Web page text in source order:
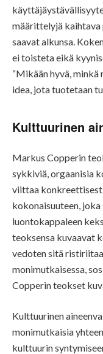
määrittelyjä kaihtava
saavat alkunsa.
ei toisteta eikä
“Mikään hyvä, minkä
idea, jota tuotetaan
Kulttuurinen
Markus Copperin
sykkiviä, orgaanisia
viittaa
kokonaisuuteen, joka
luontokappaleen
teoksensa kuvaavat
vedoten sitä
monimutkaisessa,
Copperin teokset
Kulttuurinen
monimutkaisia
kulttuurin